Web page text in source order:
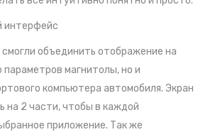
интерфейс
объединить отображение на
параметров магнитолы, но и
компьютера автомобиля. Экран
на 2 части, чтобы в каждой
приложение. Так же